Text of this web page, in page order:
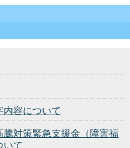
内容について
騰対策緊急支援金（障害福
いて